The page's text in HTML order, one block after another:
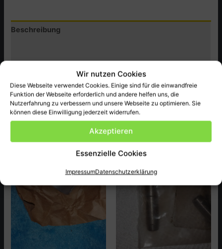
Wir nutzen Cookies
Diese Webseite verwendet Cookies. Einige sind für die einwandfreie
Funktion der Webseite erforderlich und andere helfen uns, die
Nutzerfahrung zu verbessern und unsere Webseite zu optimieren. Sie
können diese Einwilligung jederzeit widerrufen.
Akzeptieren
Essenzielle Cookies
ImpressumDatenschutzerklärung
CB750KZ-
CA
Beschreibung
Original Honda Ersatzteil neu , passend bei CN750KZ-CA
ect.
Ähnliche Produkte